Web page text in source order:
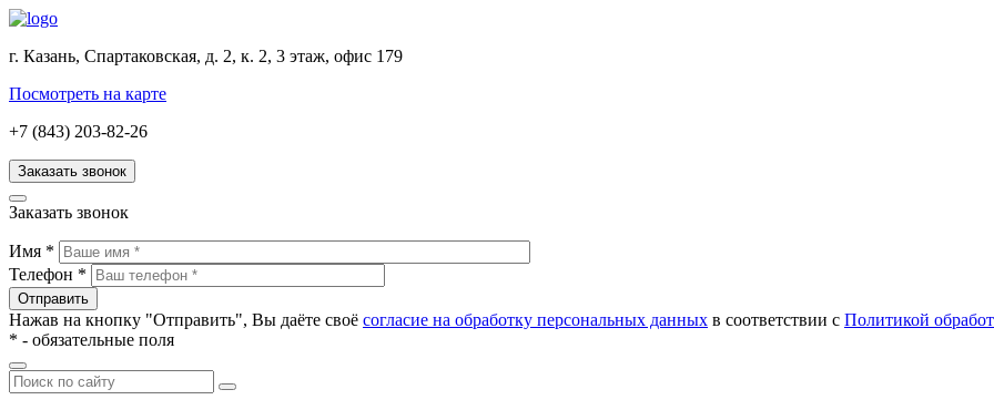
г. Казань, Спартаковская, д. 2, к. 2, 3 этаж, офис 179
Посмотреть на карте
+7 (843) 203-82-26
Заказать звонок
Заказать звонок
Имя *
Телефон *
Нажав на кнопку "Отправить", Вы даёте своё согласие на обработку персональных данных в соответствии с Политикой
* - обязательные поля